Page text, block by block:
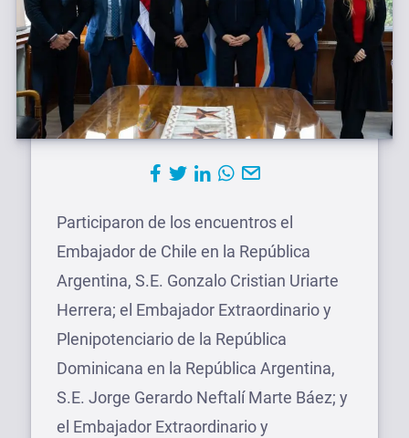
Participaron de los encuentros el
Embajador de Chile en la República
Argentina, S.E. Gonzalo Cristian Uriarte
Herrera; el Embajador Extraordinario y
Plenipotenciario de la República
Dominicana en la República Argentina,
S.E. Jorge Gerardo Neftalí Marte Báez; y
el Embajador Extraordinario y